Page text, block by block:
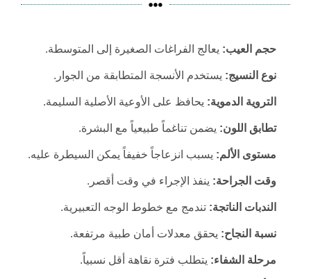
حجم العيب: يعالج الفراغات الصغيرة إلى المتوسطة.
نوع النسيج: يستخدم الأنسجة المتطابقة من الجوار.
التروية الدموية: يحافظ على الأوعية الأصلية السليمة.
تطابق اللون: يضمن تناغماً طبيعياً مع البشرة.
مستوى الألم: يسبب انزعاجاً خفيفاً يمكن السيطرة عليه.
وقت الجراحة: ينفذ الإجراء في وقت أقصر.
الندبات الناتجة: تندمج مع خطوط الوجه التعبيرية.
نسبة النجاح: يحقق معدلات أمان طبية مرتفعة.
مرحلة الشفاء: يتطلب فترة نقاهة أقل نسبياً.